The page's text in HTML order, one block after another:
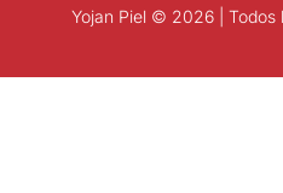
Yojan Piel © 2026 | Todos